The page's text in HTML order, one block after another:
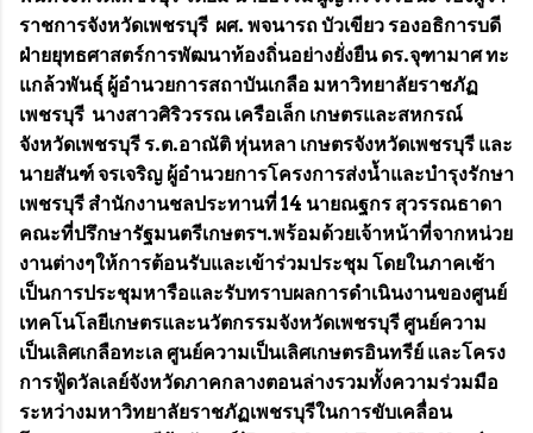
ราชการจังหวัดเพชรบุรี ผศ. พจนารถ บัวเขียว รองอธิการบดี
ฝ่ายยุทธศาสตร์การพัฒนาท้องถิ่นอย่างยั่งยืน ดร.จุฑามาศ ทะ
แกล้วพันธุ์ ผู้อำนวยการสถาบันเกลือ มหาวิทยาลัยราชภัฏ
เพชรบุรี นางสาวศิริวรรณ เครือเล็ก เกษตรและสหกรณ์
จังหวัดเพชรบุรี ร.ต.อาณัติ หุ่นหลา เกษตรจังหวัดเพชรบุรี และ
นายสันฑ์ จรเจริญ ผู้อำนวยการโครงการส่งน้ำและบำรุงรักษา
เพชรบุรี สำนักงานชลประทานที่ 14 นายณฐกร สุวรรณธาดา
คณะที่ปรึกษารัฐมนตรีเกษตรฯ.พร้อมด้วยเจ้าหน้าที่จากหน่วย
งานต่างๆให้การต้อนรับและเข้าร่วมประชุม โดยในภาคเช้า
เป็นการประชุมหารือและรับทราบผลการดำเนินงานของศูนย์
เทคโนโลยีเกษตรและนวัตกรรมจังหวัดเพชรบุรี ศูนย์ความ
เป็นเลิศเกลือทะเล ศูนย์ความเป็นเลิศเกษตรอินทรีย์ และโครง
การฟู้ดวัลเลย์จังหวัดภาคกลางตอนล่างรวมทั้งความร่วมมือ
ระหว่างมหาวิทยาลัยราชภัฏเพชรบุรีในการขับเคลื่อน